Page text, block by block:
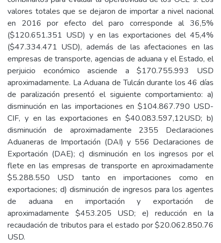
valores totales que se dejaron de importar a nivel nacional
en 2016 por efecto del paro corresponde al 36,5%
($120.651.351 USD) y en las exportaciones del 45,4%
($47.334.471 USD), además de las afectaciones en las
empresas de transporte, agencias de aduana y el Estado, el
perjuicio económico asciende a $170.755.993 USD
aproximadamente. La Aduana de Tulcán durante los 46 días
de paralización presentó el siguiente comportamiento: a)
disminución en las importaciones en $104.867.790 USD-
CIF, y en las exportaciones en $40.083.597,12USD; b)
disminución de aproximadamente 2355 Declaraciones
Aduaneras de Importación (DAI) y 556 Declaraciones de
Exportación (DAE); c) disminución en los ingresos por el
flete en las empresas de transporte en aproximadamente
$5.288.550 USD tanto en importaciones como en
exportaciones; d) disminución de ingresos para los agentes
de aduana en importación y exportación de
aproximadamente $453.205 USD; e) reducción en la
recaudación de tributos para el estado por $20.062.850.76
USD.